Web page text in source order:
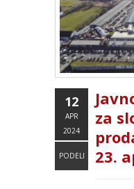
12
APR
2024
PODELI
za
23.